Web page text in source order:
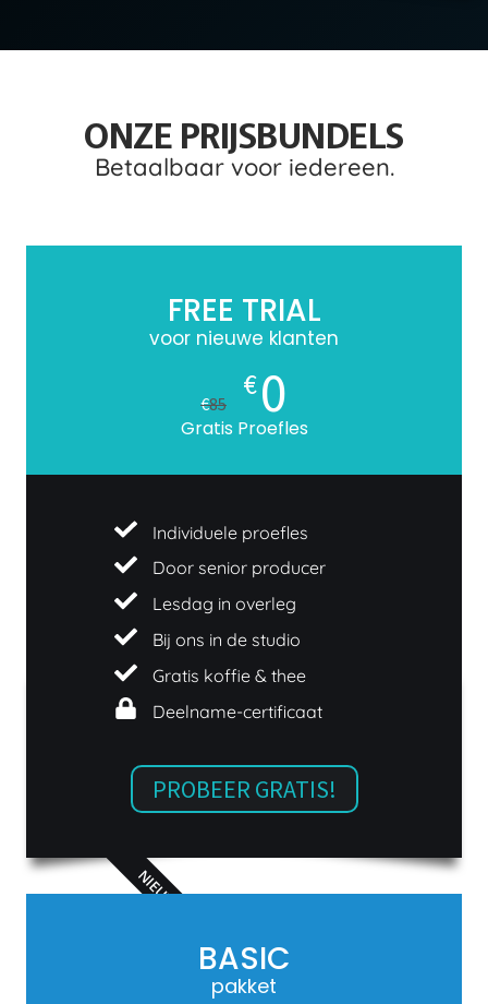
ONZE PRIJSBUNDELS
Betaalbaar voor iedereen.
FREE TRIAL
voor nieuwe klanten
€85
€0
Gratis Proefles
Individuele proefles
Door senior producer
Lesdag in overleg
Bij ons in de studio
Gratis koffie & thee
Deelname-certificaat
PROBEER GRATIS!
NIEUW
BASIC
pakket